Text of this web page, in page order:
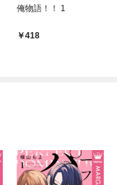
俺物語！！ 1
418